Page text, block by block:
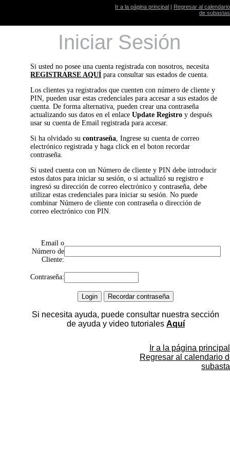
Ir a la página principal | Regresar al calendario
de subastas
Iniciar Sesión
Si usted no posee una cuenta registrada con nosotros, necesita
REGISTRARSE AQUÍ para consultar sus estados de cuenta.
Los clientes ya registrados que cuenten con número de cliente y
PIN, pueden usar estas credenciales para accesar a sus estados de
cuenta. De forma alternativa, pueden crear una contraseña
actualizando sus datos en el enlaceUpdate Registro y después
usar su cuenta de Email registrada para accesar.
Si ha olvidado sucontraseña, Ingrese su cuenta de correo
electrónico registrada y haga click en el boton recordar
contraseña.
Si usted cuenta con un Número de cliente y PIN debe introducir
estos datos para iniciar su sesión, o si actualizó su registro e
ingresó su dirección de correo electrónico y contraseña, debe
utilizar estas credenciales para iniciar su sesión. No puede
combinar Número de cliente con contraseña o dirección de
correo electrónico con PIN.
Email o
Número de
Cliente:
Contraseña:
Si necesita ayuda, puede consultar nuestra sección
de ayuda y video tutoriales Aquí
Ir a la página principal
Regresar al calendario